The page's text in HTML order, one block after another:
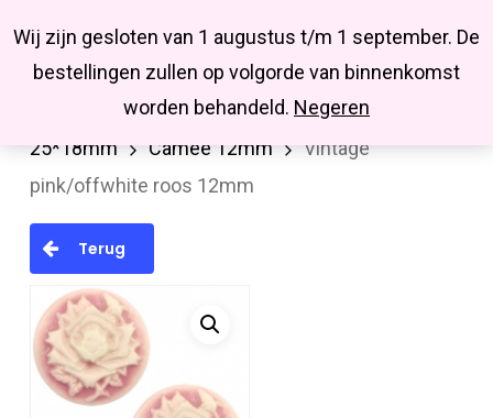
Wij zijn gesloten van 1 augustus t/m 1 september. De
bestellingen zullen op volgorde van binnenkomst
worden behandeld. Negeren
main
Missbluesieraden
searchaccount
Cabochons/Camee
Camee 12, 20 en
25*18mm
Camee 12mm
Vintage
pink/offwhite roos 12mm
Terug
Close